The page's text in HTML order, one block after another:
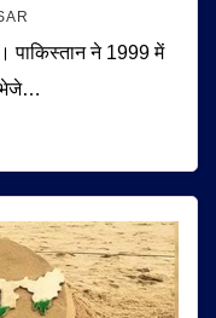
पाकिस्तान ने 1999 में
भेजे…